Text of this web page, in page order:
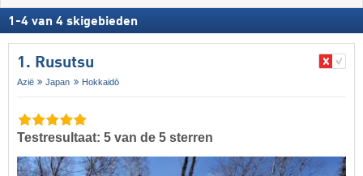
1 -4 van 4 skigebieden
1. Rusutsu
Azië Japan Hokkaidō
Testresultaat: 5 van de 5 sterren